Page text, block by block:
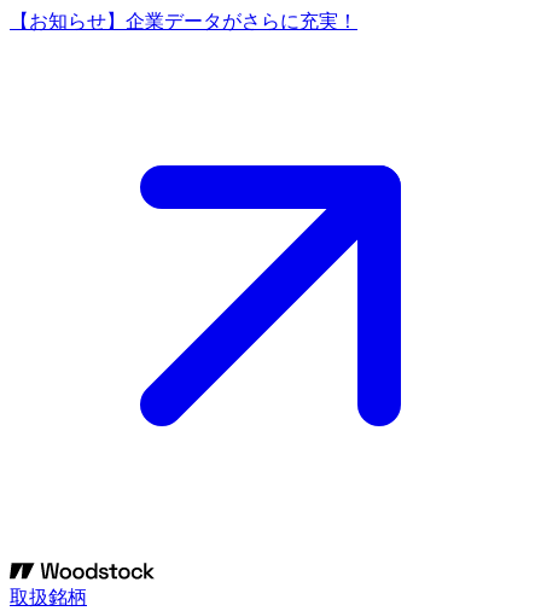
【お知らせ】企業データがさらに充実！
取扱銘柄